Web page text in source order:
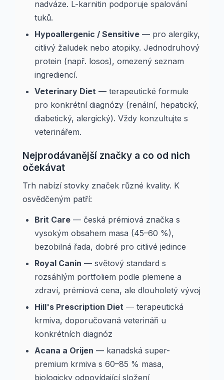
nadváze. L-karnitin podporuje spalování
tuků.
Hypoallergenic / Sensitive — pro alergiky,
citlivý žaludek nebo atopiky. Jednodruhový
protein (např. losos), omezený seznam
ingrediencí.
Veterinary Diet — terapeutické formule
pro konkrétní diagnózy (renální, hepatický,
diabetický, alergický). Vždy konzultujte s
veterinářem.
Nejprodávanější značky a co od nich
očekávat
Trh nabízí stovky značek různé kvality. K
osvědčeným patří:
Brit Care — česká prémiová značka s
vysokým obsahem masa (45–60 %),
bezobilná řada, dobré pro citlivé jedince
Royal Canin — světový standard s
rozsáhlým portfoliem podle plemene a
zdraví, prémiová cena, ale dlouholetý vývoj
Hill's Prescription Diet — terapeutická
krmiva, doporučovaná veterináři u
konkrétních diagnóz
Acana a Orijen — kanadská super-
premium krmiva s 60–85 % masa,
biologicky odpovídající složení